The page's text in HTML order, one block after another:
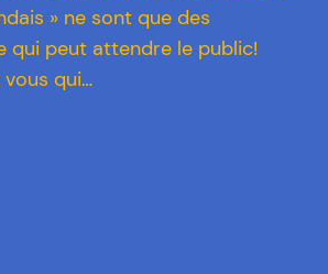
» ne sont que des
qui peut attendre le public!
vous qui…